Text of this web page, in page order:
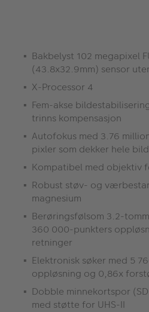
Bakbelyst 102 megapixel
(43.8x32.9mm) sensor
X-Processor 4
Fem-akse
trinns kompensasjon
Autofokus med 3.76
pixler som dekker hele
Kompatibel med objektiv
Robust støv- og
magnesium
Berøringsfølsom 3.2-
360 000-punkters
retninger
Elektronisk søker med 5
oppløsning og 0,86x
Dobble minnekortspor
med støtte for UHS-II